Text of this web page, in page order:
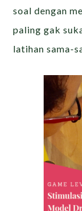
soal dengan
paling gak
latihan sama-